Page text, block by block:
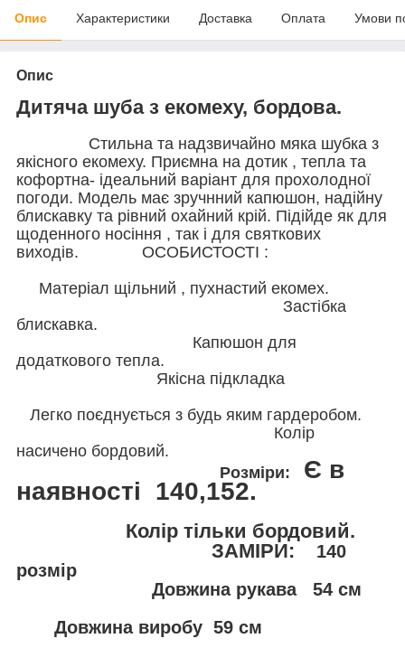
Опис Характеристики Доставка Оплата Умови
Опис
Дитяча шуба з екомеху, бордова.
Стильна та надзвичайно мяка шубка з
якісного екомеху. Приємна на дотик , тепла та
кофортна- ідеальний варіант для прохолодної
погоди. Модель має зручнний капюшон, надійну
блискавку та рівний охайний крій. Підійде як для
щоденного носіння , так і для святкових
виходів. ОСОБИСТОСТІ :
Матеріал щільний , пухнастий екомех.
Застібка
блискавка.
Капюшон для
додаткового тепла.
Якісна підкладка
Легко поєднується з будь яким гардеробом.
Колір
насичено бордовий.
Розміри:
Є в
наявності 140,152.
Колір тільки бордовий.
ЗАМІРИ:
140
розмір
Довжина рукава 54 см
Довжина виробу 59 см